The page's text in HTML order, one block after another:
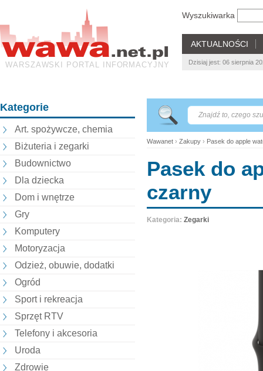
WARSZAWSKI PORTAL INFORMACYJNY
Wyszukiwarka
AKTUALNOŚCI
Dzisiaj jest: 06 sierpnia
Kategorie
Art. spożywcze, chemia
Biżuteria i zegarki
Budownictwo
Dla dziecka
Dom i wnętrze
Gry
Komputery
Motoryzacja
Odzież, obuwie, dodatki
Ogród
Sport i rekreacja
Sprzęt RTV
Telefony i akcesoria
Uroda
Zdrowie
Wawanet › Zakupy › Pasek do apple
Pasek do
czarny
Kategoria: Zegarki